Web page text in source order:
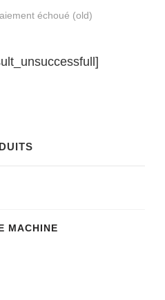
échoué (old)
MACHINE